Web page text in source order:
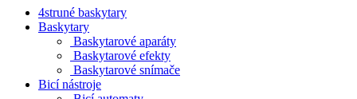
4struné baskytary
Baskytary
Baskytarové aparáty
Baskytarové efekty
Baskytarové snímače
Bicí nástroje